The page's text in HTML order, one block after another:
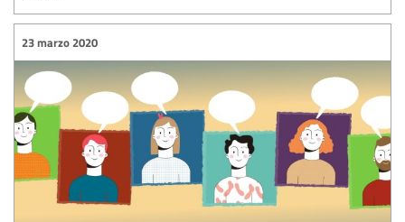
23 marzo 2020